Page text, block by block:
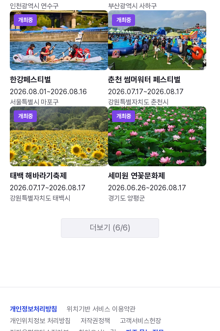
인천광역시 연수구
부산광역시 사하구
개최중
한강페스티벌
2026.08.01~2026.08.16
서울특별시 마포구
개최중
춘천 썸머워터 페스티벌
2026.07.17~2026.08.17
강원특별자치도 춘천시
개최중
태백 해바라기축제
2026.07.17~2026.08.17
강원특별자치도 태백시
개최중
세미원 연꽃문화제
2026.06.26~2026.08.17
경기도 양평군
더보기 (6/6)
개인정보처리방침
위치기반 서비스 이용약관
개인위치정보 처리방침
저작권정책
고객서비스헌장